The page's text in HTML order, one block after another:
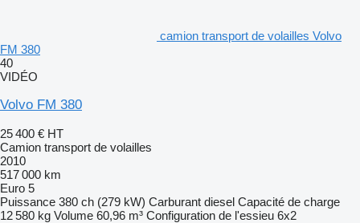
camion transport de volailles Volvo
FM 380
40
VIDÉO
Volvo FM 380
25 400 € HT
Camion transport de volailles
2010
517 000 km
Euro 5
Puissance 380 ch (279 kW) Carburant diesel Capacité de charge
12 580 kg Volume 60,96 m³ Configuration de l'essieu 6x2